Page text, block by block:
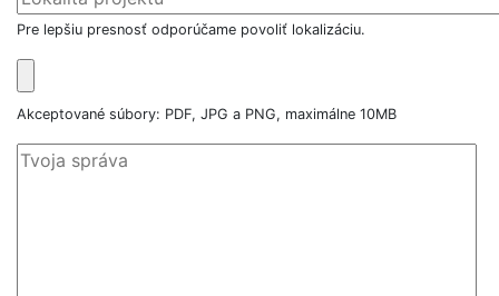
Pre lepšiu presnosť odporúčame povoliť lokalizáciu.
Akceptované súbory: PDF, JPG a PNG, maximálne 10MB